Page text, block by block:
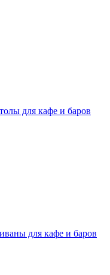
для кафе и баров
для кафе и баров